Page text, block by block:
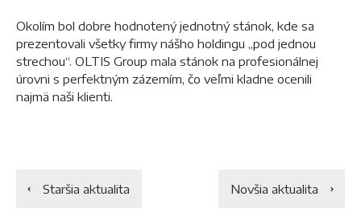
Okolím bol dobre hodnotený jednotný stánok, kde sa
prezentovali všetky firmy nášho holdingu „pod jednou
strechou“. OLTIS Group mala stánok na profesionálnej
úrovni s perfektným zázemím, čo veľmi kladne ocenili
najmä naši klienti.
Staršia aktualita Novšia aktualita